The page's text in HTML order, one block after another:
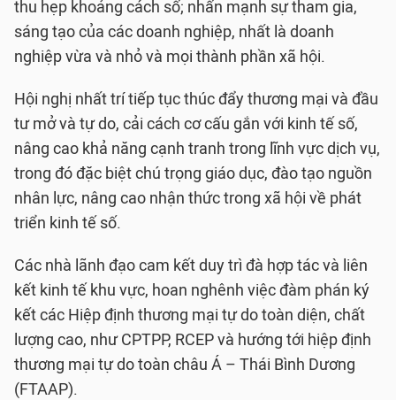
thu hẹp khoảng cách số; nhấn mạnh sự tham gia,
sáng tạo của các doanh nghiệp, nhất là doanh
nghiệp vừa và nhỏ và mọi thành phần xã hội.
Hội nghị nhất trí tiếp tục thúc đẩy thương mại và đầu
tư mở và tự do, cải cách cơ cấu gắn với kinh tế số,
nâng cao khả năng cạnh tranh trong lĩnh vực dịch vụ,
trong đó đặc biệt chú trọng giáo dục, đào tạo nguồn
nhân lực, nâng cao nhận thức trong xã hội về phát
triển kinh tế số.
Các nhà lãnh đạo cam kết duy trì đà hợp tác và liên
kết kinh tế khu vực, hoan nghênh việc đàm phán ký
kết các Hiệp định thương mại tự do toàn diện, chất
lượng cao, như CPTPP, RCEP và hướng tới hiệp định
thương mại tự do toàn châu Á – Thái Bình Dương
(FTAAP).